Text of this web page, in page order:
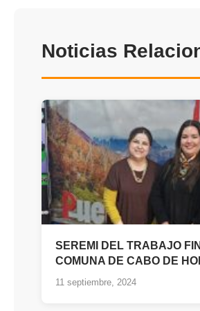
Noticias
SEREMI DEL TRABAJO
COMUNA DE CABO DE
11 septiembre, 2024